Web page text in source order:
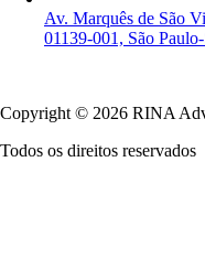
Av. Marquês de São
01139-001, São
Copyright © 2026 RINA
Todos os direitos reservados